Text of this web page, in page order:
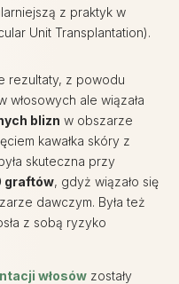
z praktyk w
Unit Transplantation).
rezultaty, z powodu
ale wiązała
blizn w obszarze
kawałka skóry z
skuteczna przy
graftów, gdyż wiązało się
dawczym. Była też
z sobą ryzyko
włosów zostały